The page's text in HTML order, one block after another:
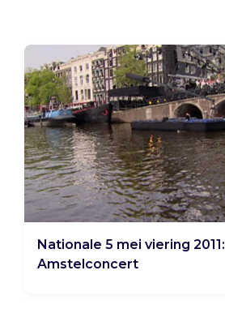
Nationale 5 mei viering 2011:
Amstelconcert